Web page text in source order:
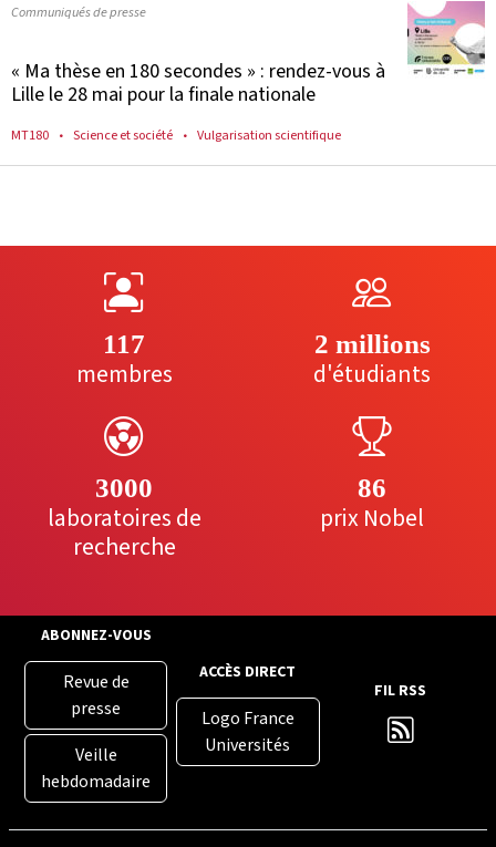
Communiqués de presse
« Ma thèse en 180 secondes » : rendez-vous à
Lille le 28 mai pour la finale nationale
MT180 Science et société Vulgarisation scientifique
117
membres
2 millions
d'étudiants
3000
laboratoires de
recherche
86
prix Nobel
ABONNEZ-VOUS
Revue de
presse
Veille
hebdomadaire
ACCÈS DIRECT
Logo France
Universités
FIL RSS